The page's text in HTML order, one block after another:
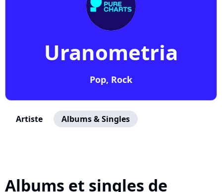
Uranometria
Pop, Rock
Artiste Albums & Singles
Albums et singles de